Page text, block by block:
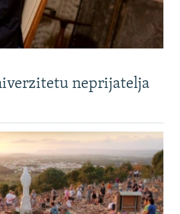
neprijatelja